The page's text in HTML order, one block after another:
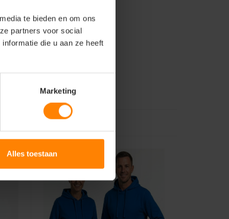
te bieden en om ons
partners voor social
die u aan ze heeft
Marketing
Alles toestaan